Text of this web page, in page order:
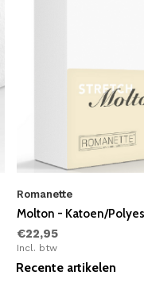
Romanette
Molton - Katoen/
€22,95
Incl. btw
Recente artikelen